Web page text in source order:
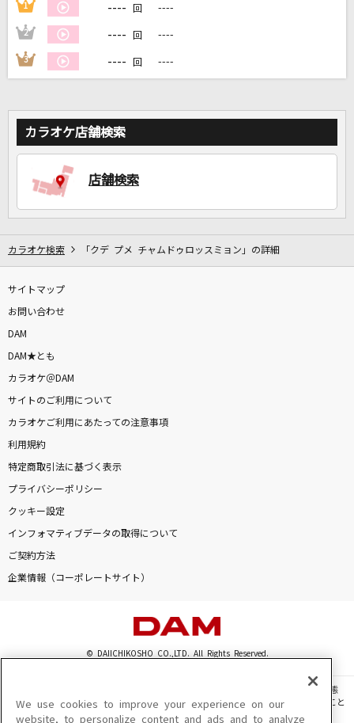
DAMに会員登録・ログインして
家族や友達と一緒に！練習にも！
1 ---- 回 ----
2 ---- 回 ----
3 ---- 回 ----
カラオケ店舗検索
店舗検索
カラオケ検索 「クデ プメ チャムドゥロッスミョン」の詳細
サイトマップ
お問い合わせ
DAM
DAM★とも
カラオケ＠DAM
サイトのご利用について
カラオケご利用にあたっての注意事項
利用規約
特定商取引法に基づく表示
プライバシーポリシー
クッキー設定
インフォマティブデータの取得について
ご契約方法
企業情報（コーポレートサイト）
© DAIICHIKOSHO CO.,LTD. All Rights Reserved.
このサイトに掲載されている一切の文章・画像・写真・動画・音声等を、手段や形態
を問わず、著作権法の定める範囲を超えて無断で複製、転載、ファイル化などすること
を禁じます。
We use cookies to improve your experience on our
website, to personalize content and ads and to analyze